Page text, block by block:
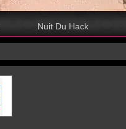
Nuit Du Hack